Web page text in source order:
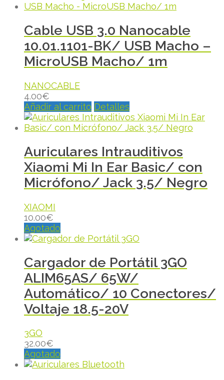
Cable USB 3.0 Nanocable
10.01.1101-BK/ USB Macho –
MicroUSB Macho/ 1m
NANOCABLE
4.00€
Añadir al carrito Detalles
Auriculares Intrauditivos
Xiaomi Mi In Ear Basic/ con
Micrófono/ Jack 3.5/ Negro
XIAOMI
10.00€
Agotado
Cargador de Portátil 3GO
ALIM65AS/ 65W/
Automático/ 10 Conectores/
Voltaje 18.5-20V
3GO
32.00€
Agotado